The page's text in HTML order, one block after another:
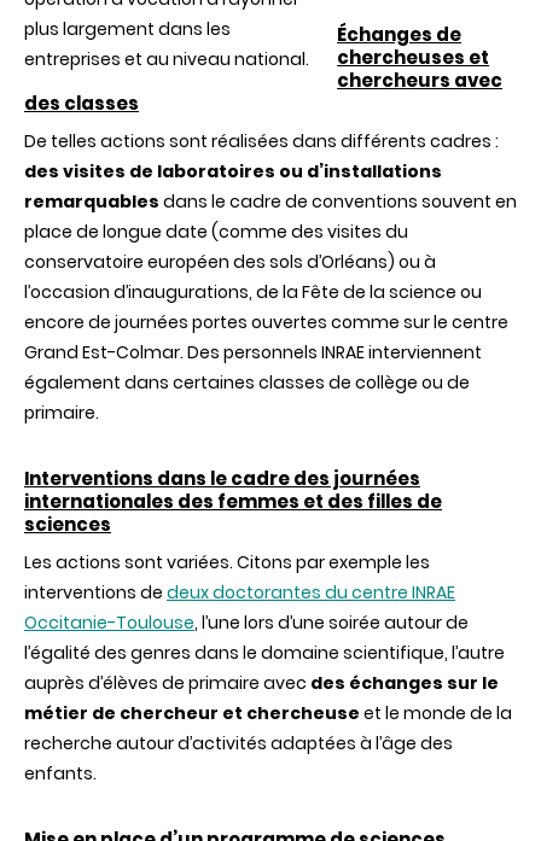
plus largement dans les
entreprises et au niveau national.
Échanges de
chercheuses et
chercheurs avec
des classes
De telles actions sont réalisées dans différents cadres :
des visites de laboratoires ou d’installations
remarquables dans le cadre de conventions souvent en
place de longue date (comme des visites du
conservatoire européen des sols d’Orléans) ou à
l’occasion d’inaugurations, de la Fête de la science ou
encore de journées portes ouvertes comme sur le centre
Grand Est-Colmar. Des personnels INRAE interviennent
également dans certaines classes de collège ou de
primaire.
Interventions dans le cadre des journées
internationales des femmes et des filles de
sciences
Les actions sont variées. Citons par exemple les
interventions de deux doctorantes du centre INRAE
Occitanie-Toulouse, l’une lors d’une soirée autour de
l’égalité des genres dans le domaine scientifique, l’autre
auprès d’élèves de primaire avec des échanges sur le
métier de chercheur et chercheuse et le monde de la
recherche autour d’activités adaptées à l’âge des
enfants.